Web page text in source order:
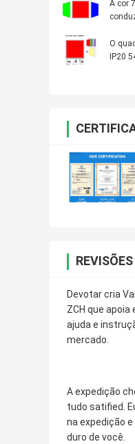
A cor
O
IP20
Devotar cria
ZCH que
ajuda e
mercado.
A expedição
tudo satified.
na expedição
duro de você.